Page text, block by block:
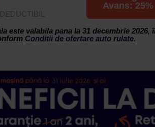
Avans: 25%
este valabila pana la 31 decembrie
Conditii de ofertare auto rulate.